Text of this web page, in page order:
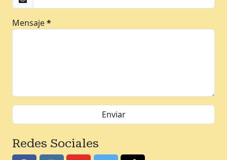
Mensaje*
Redes Sociales